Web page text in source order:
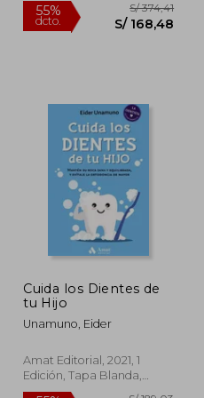
55% S/
Cuida los Dientes de
tu Hijo
Unamuno, Eider
Amat Editorial, 2021, 1
Edición, Tapa Blanda,
Nuevo